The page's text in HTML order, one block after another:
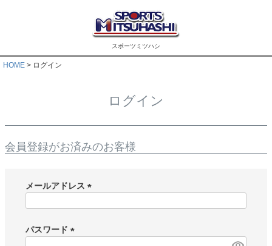
スポーツミツハシ
HOME ログイン
ログイン
会員登録がお済みのお客様
メールアドレス
)
パスワード